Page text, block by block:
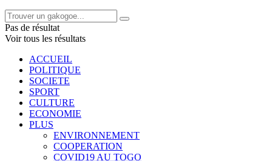
Pas de résultat
Voir tous les résultats
ACCUEIL
POLITIQUE
SOCIETE
SPORT
CULTURE
ECONOMIE
PLUS
ENVIRONNEMENT
COOPERATION
COVID19 AU TOGO